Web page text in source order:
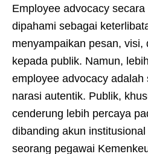
Employee advocacy
dipahami sebagai
menyampaikan pesan, visi,
kepada publik. Namun,
employee advocacy adalah
narasi autentik. Publik,
cenderung lebih percaya
dibanding akun
seorang pegawai